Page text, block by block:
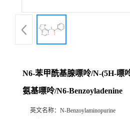
N6-苯甲酰基腺嘌呤/N-(5H-嘌
氨基嘌呤/N6-Benzoyladenine
英文名称： N-Benzoylaminopurine